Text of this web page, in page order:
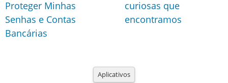
Proteger Minhas
Senhas e Contas
Bancárias
curiosas que
encontramos
Aplicativos